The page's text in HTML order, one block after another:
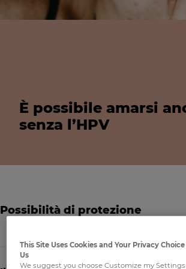
È possibile amarsi
senza l’HPV
Description
Possibilità di protezione
This Site Uses Cookies and Your Privacy
Us
We suggest you choose Customize my